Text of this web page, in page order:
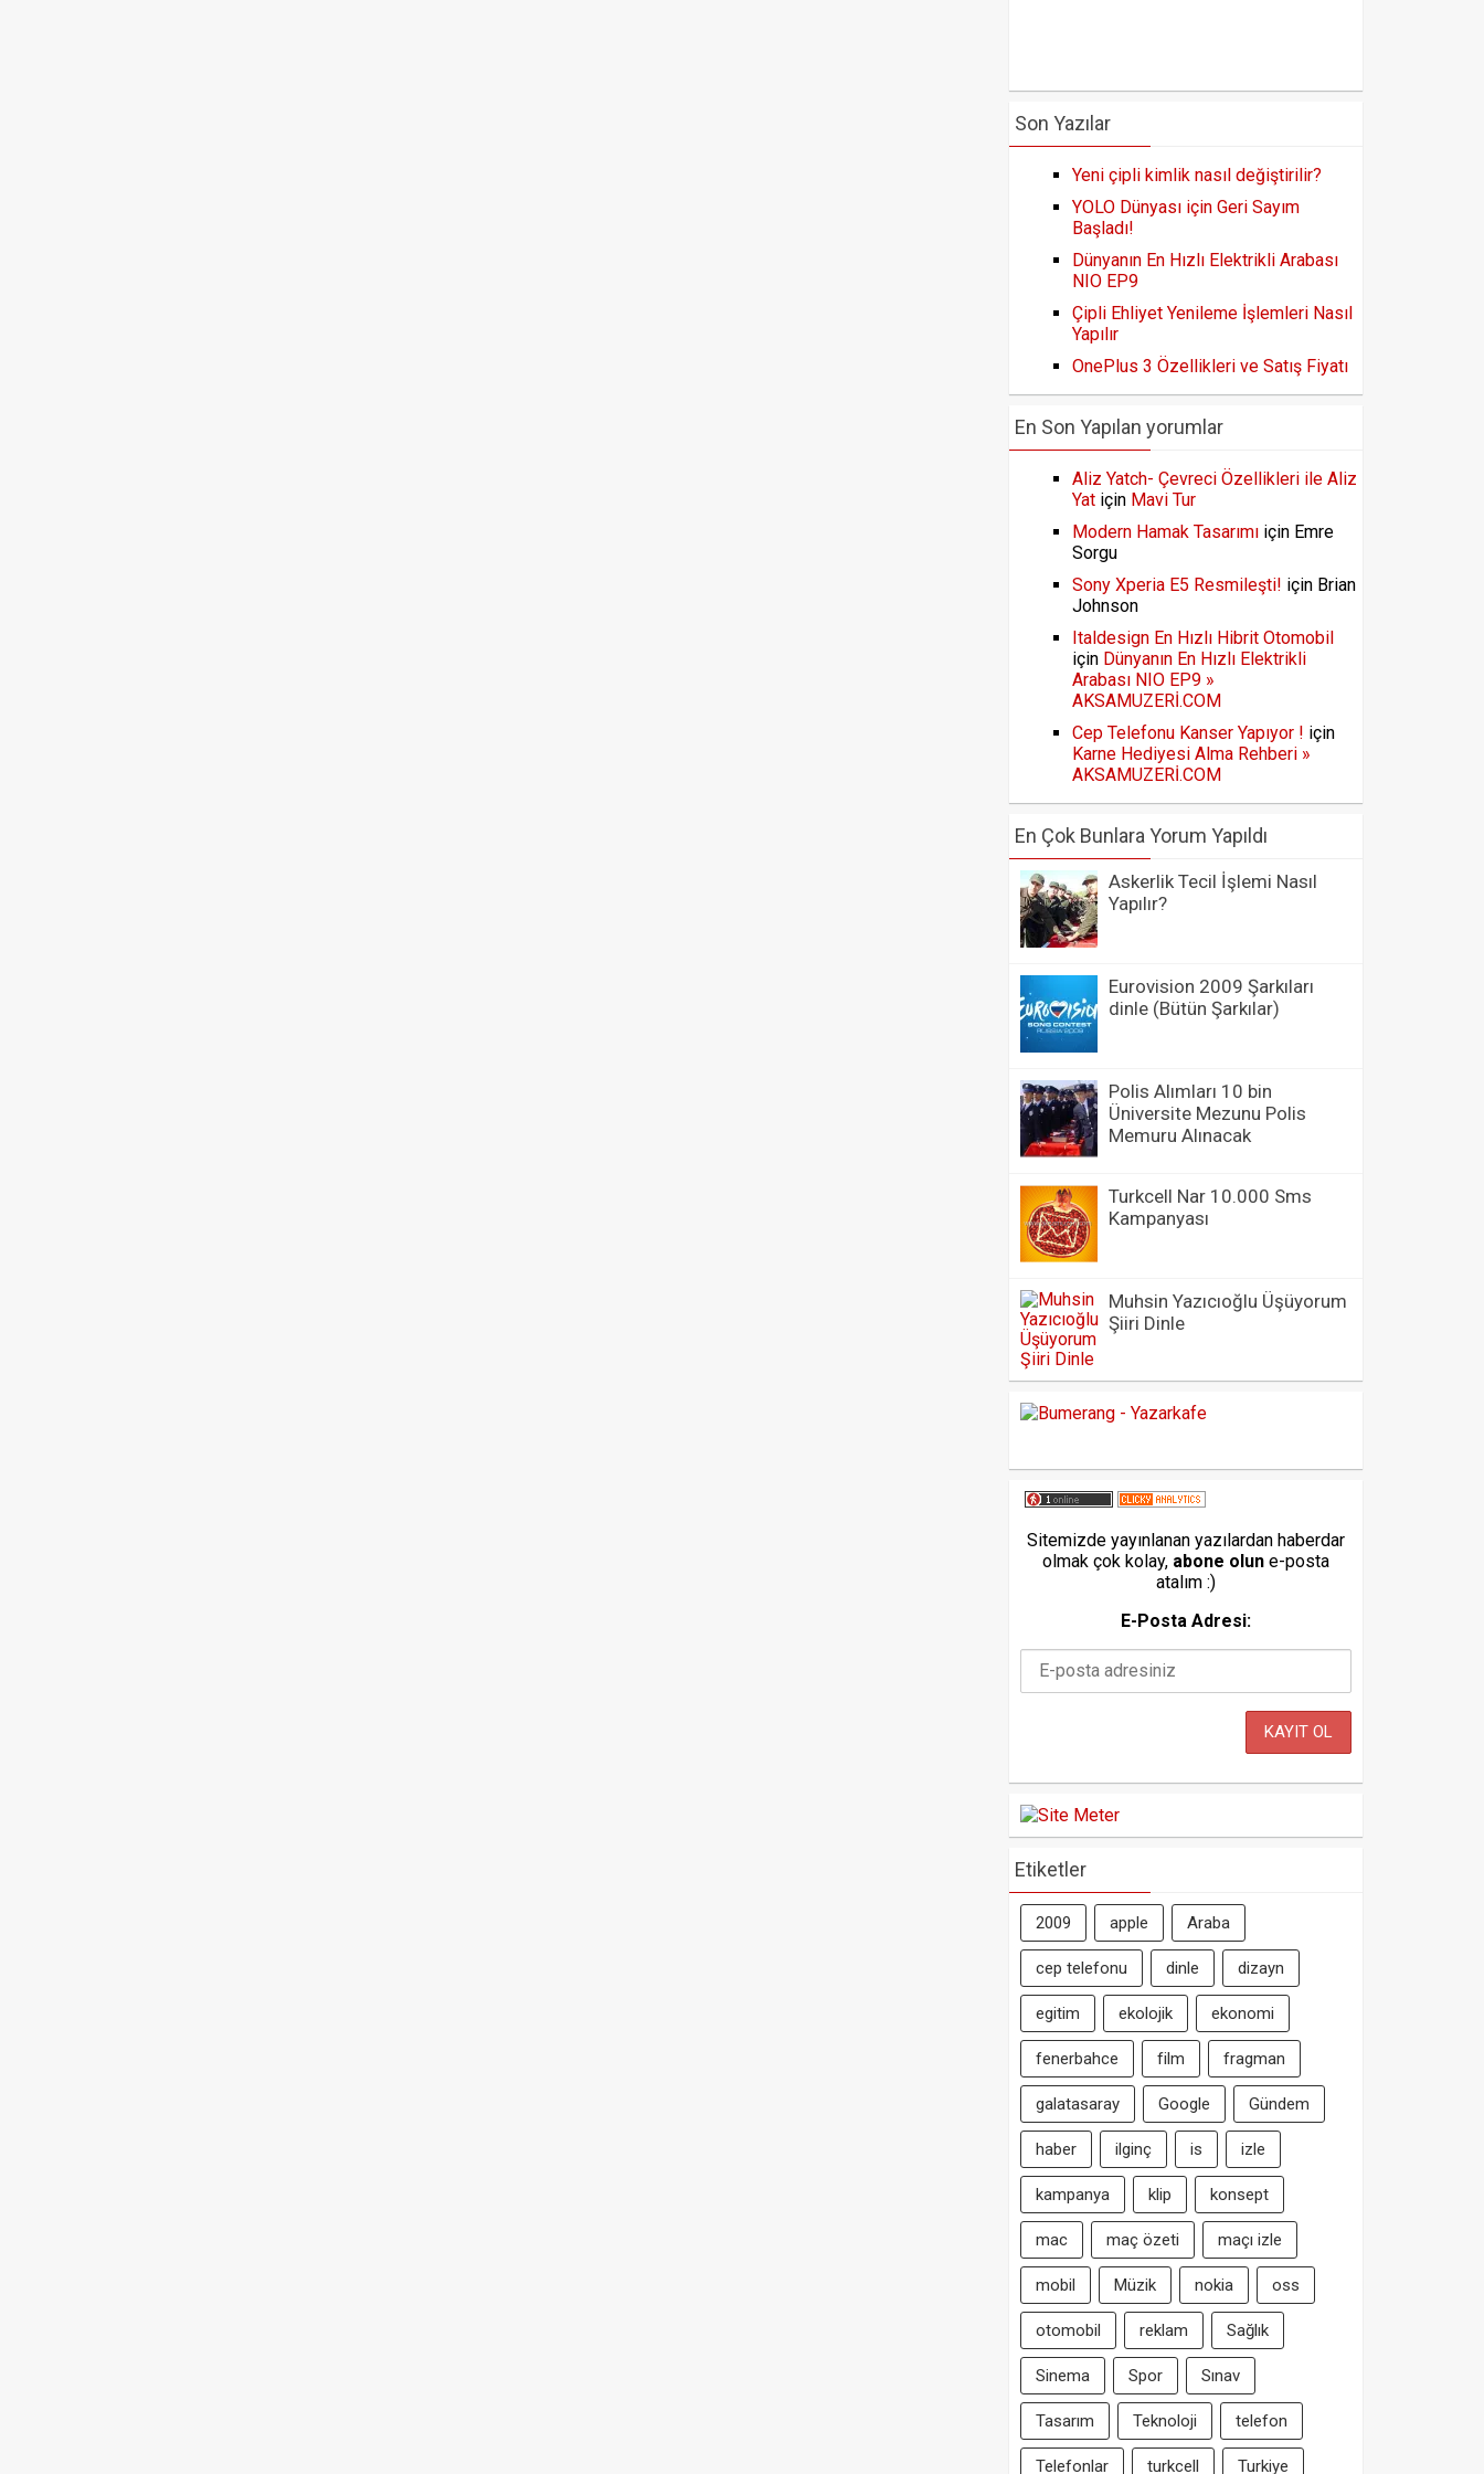
Son Yazılar
Yeni çipli kimlik nasıl değiştirilir?
YOLO Dünyası için Geri Sayım
Başladı!
Dünyanın En Hızlı Elektrikli Arabası
NIO EP9
Çipli Ehliyet Yenileme İşlemleri Nasıl
Yapılır
OnePlus 3 Özellikleri ve Satış Fiyatı
En Son Yapılan yorumlar
Aliz Yatch- Çevreci Özellikleri ile Aliz
Yat için Mavi Tur
Modern Hamak Tasarımı için Emre
Sorgu
Sony Xperia E5 Resmileşti! için Brian
Johnson
Italdesign En Hızlı Hibrit Otomobil
için Dünyanın En Hızlı Elektrikli
Arabası NIO EP9 »
AKSAMUZERİ.COM
Cep Telefonu Kanser Yapıyor ! için
Karne Hediyesi Alma Rehberi »
AKSAMUZERİ.COM
En Çok Bunlara Yorum Yapıldı
Askerlik Tecil İşlemi Nasıl
Yapılır?
Eurovision 2009 Şarkıları
dinle (Bütün Şarkılar)
Polis Alımları 10 bin
Üniversite Mezunu Polis
Memuru Alınacak
Turkcell Nar 10.000 Sms
Kampanyası
Muhsin Yazıcıoğlu Üşüyorum
Şiiri Dinle
Sitemizde yayınlanan yazılardan haberdar
olmak çok kolay, abone olun e-posta
atalım :)
E-Posta Adresi:
Etiketler
2009 apple Araba
cep telefonu dinle dizayn
egitim ekolojik ekonomi
fenerbahce film fragman
galatasaray Google Gündem
haber ilginç is izle
kampanya klip konsept
mac maç özeti maçı izle
mobil Müzik nokia oss
otomobil reklam Sağlık
Sinema Spor Sınav
Tasarım Teknoloji telefon
Telefonlar turkcell Turkiye